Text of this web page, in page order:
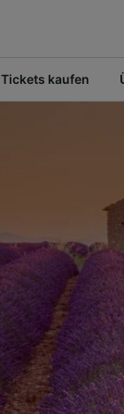
Tickets kaufen